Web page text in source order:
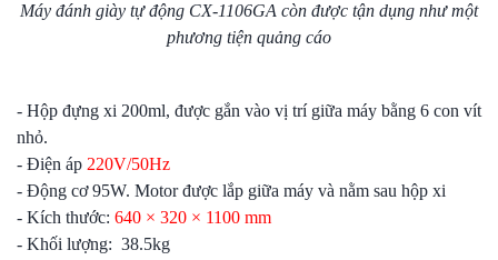
Máy đánh giày tự động CX-1106GA còn được tận dụng như một
phương tiện quảng cáo
- Hộp đựng xi 200ml, được gắn vào vị trí giữa máy bằng 6 con vít
nhỏ.
- Điện áp 220V/50Hz
- Động cơ 95W. Motor được lắp giữa máy và nằm sau hộp xi
- Kích thước: 640 × 320 × 1100 mm
- Khối lượng: 38.5kg